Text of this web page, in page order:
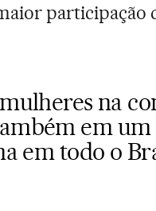
participação
na
em
em todo o